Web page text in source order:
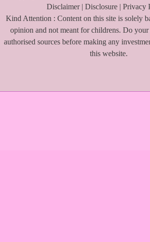
Disclaimer| Disclosure | Privacy
Kind Attention : Content on this site is solely
opinion and not meant for childrens. Do
authorised sources before making any
this website.